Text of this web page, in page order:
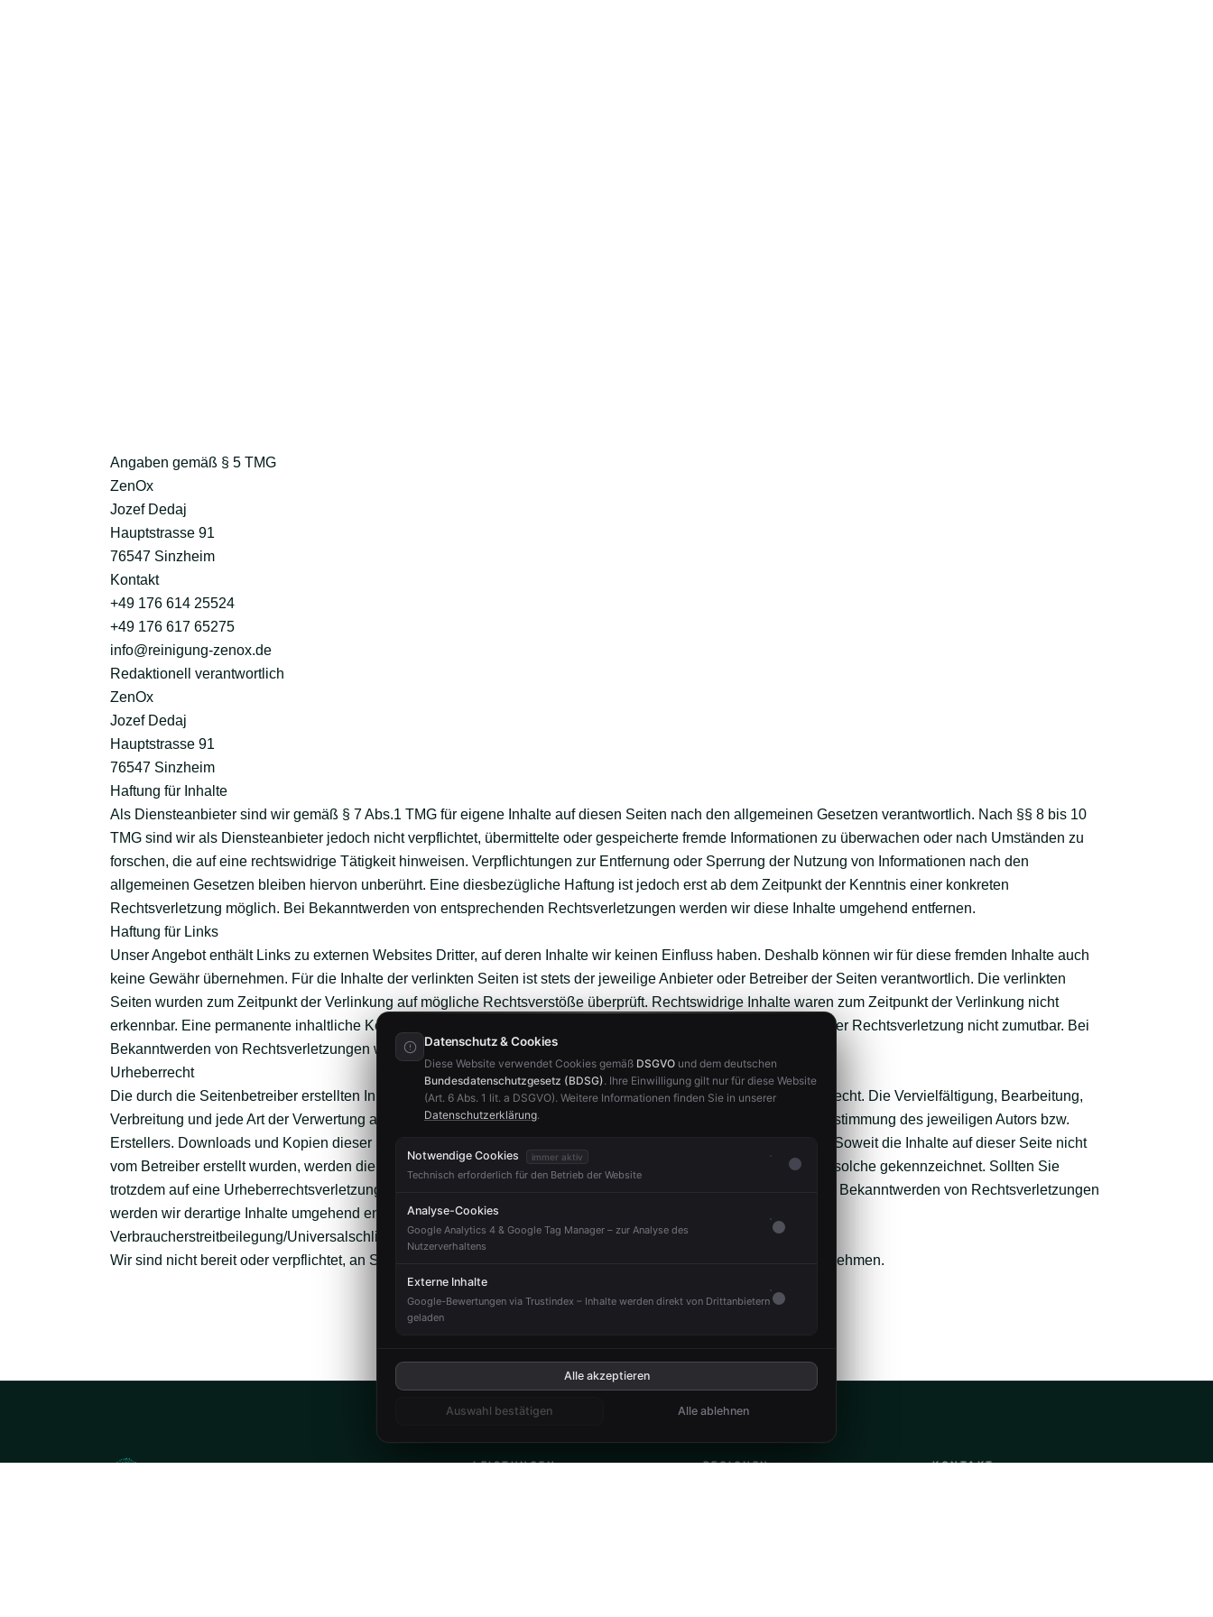
Angaben gemäß § 5 TMG
ZenOx
Jozef Dedaj
Hauptstrasse 91
76547 Sinzheim
Kontakt
+49 176 614 25524
+49 176 617 65275
info@reinigung-zenox.de
Redaktionell verantwortlich
ZenOx
Jozef Dedaj
Hauptstrasse 91
76547 Sinzheim
Haftung für Inhalte
Als Diensteanbieter sind wir gemäß § 7 Abs.1 TMG für eigene Inhalte auf diesen Seiten nach den allgemeinen Gesetzen verantwortlich. Nach §§ 8 bis 10
TMG sind wir als Diensteanbieter jedoch nicht verpflichtet, übermittelte oder gespeicherte fremde Informationen zu überwachen oder nach Umständen zu
forschen, die auf eine rechtswidrige Tätigkeit hinweisen. Verpflichtungen zur Entfernung oder Sperrung der Nutzung von Informationen nach den
allgemeinen Gesetzen bleiben hiervon unberührt. Eine diesbezügliche Haftung ist jedoch erst ab dem Zeitpunkt der Kenntnis einer konkreten
Rechtsverletzung möglich. Bei Bekanntwerden von entsprechenden Rechtsverletzungen werden wir diese Inhalte umgehend entfernen.
Haftung für Links
Unser Angebot enthält Links zu externen Websites Dritter, auf deren Inhalte wir keinen Einfluss haben. Deshalb können wir für diese fremden Inhalte auch
keine Gewähr übernehmen. Für die Inhalte der verlinkten Seiten ist stets der jeweilige Anbieter oder Betreiber der Seiten verantwortlich. Die verlinkten
Seiten wurden zum Zeitpunkt der Verlinkung auf mögliche Rechtsverstöße überprüft. Rechtswidrige Inhalte waren zum Zeitpunkt der Verlinkung nicht
erkennbar. Eine permanente inhaltliche Kontrolle der verlinkten Seiten ist jedoch ohne konkrete Anhaltspunkte einer Rechtsverletzung nicht zumutbar. Bei
Bekanntwerden von Rechtsverletzungen werden wir derartige Links umgehend entfernen.
Urheberrecht
Die durch die Seitenbetreiber erstellten Inhalte und Werke auf diesen Seiten unterliegen dem deutschen Urheberrecht. Die Vervielfältigung, Bearbeitung,
Verbreitung und jede Art der Verwertung außerhalb der Grenzen des Urheberrechtes bedürfen der schriftlichen Zustimmung des jeweiligen Autors bzw.
Erstellers. Downloads und Kopien dieser Seite sind nur für den privaten, nicht kommerziellen Gebrauch gestattet. Soweit die Inhalte auf dieser Seite nicht
vom Betreiber erstellt wurden, werden die Urheberrechte Dritter beachtet. Insbesondere werden Inhalte Dritter als solche gekennzeichnet. Sollten Sie
trotzdem auf eine Urheberrechtsverletzung aufmerksam werden, bitten wir um einen entsprechenden Hinweis. Bei Bekanntwerden von Rechtsverletzungen
werden wir derartige Inhalte umgehend entfernen. Erstellt durch Social Media Agentur Matzke Media.
Verbraucher­streit­beilegung/Universal­schlichtungs­stelle
Wir sind nicht bereit oder verpflichtet, an Streitbeilegungsverfahren vor einer Verbraucherschlichtungsstelle teilzunehmen.
LEISTUNGEN REGIONEN KONTAKT
Datenschutz & Cookies
Diese Website verwendet Cookies gemäß DSGVO und dem deutschen
Bundesdatenschutzgesetz (BDSG). Ihre Einwilligung gilt nur für diese Website
(Art. 6 Abs. 1 lit. a DSGVO). Weitere Informationen finden Sie in unserer
Datenschutzerklärung.
Notwendige Cookies immer aktiv
Technisch erforderlich für den Betrieb der Website
Analyse-Cookies
Google Analytics 4 & Google Tag Manager – zur Analyse des
Nutzerverhaltens
Externe Inhalte
Google-Bewertungen via Trustindex – Inhalte werden direkt von Drittanbietern
geladen
Alle akzeptieren
Auswahl bestätigen Alle ablehnen